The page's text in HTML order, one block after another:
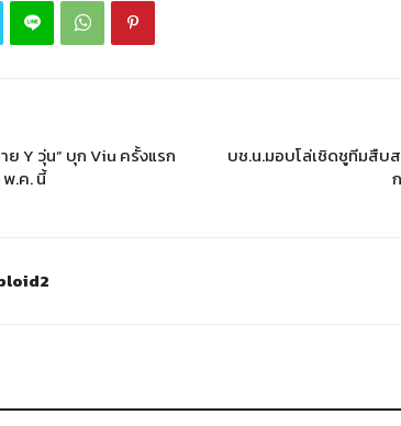
Y วุ่น” บุก Viu ครั้งแรก
.ค. นี้
บช.น.มอบโล่เชิดชูทีมสืบ